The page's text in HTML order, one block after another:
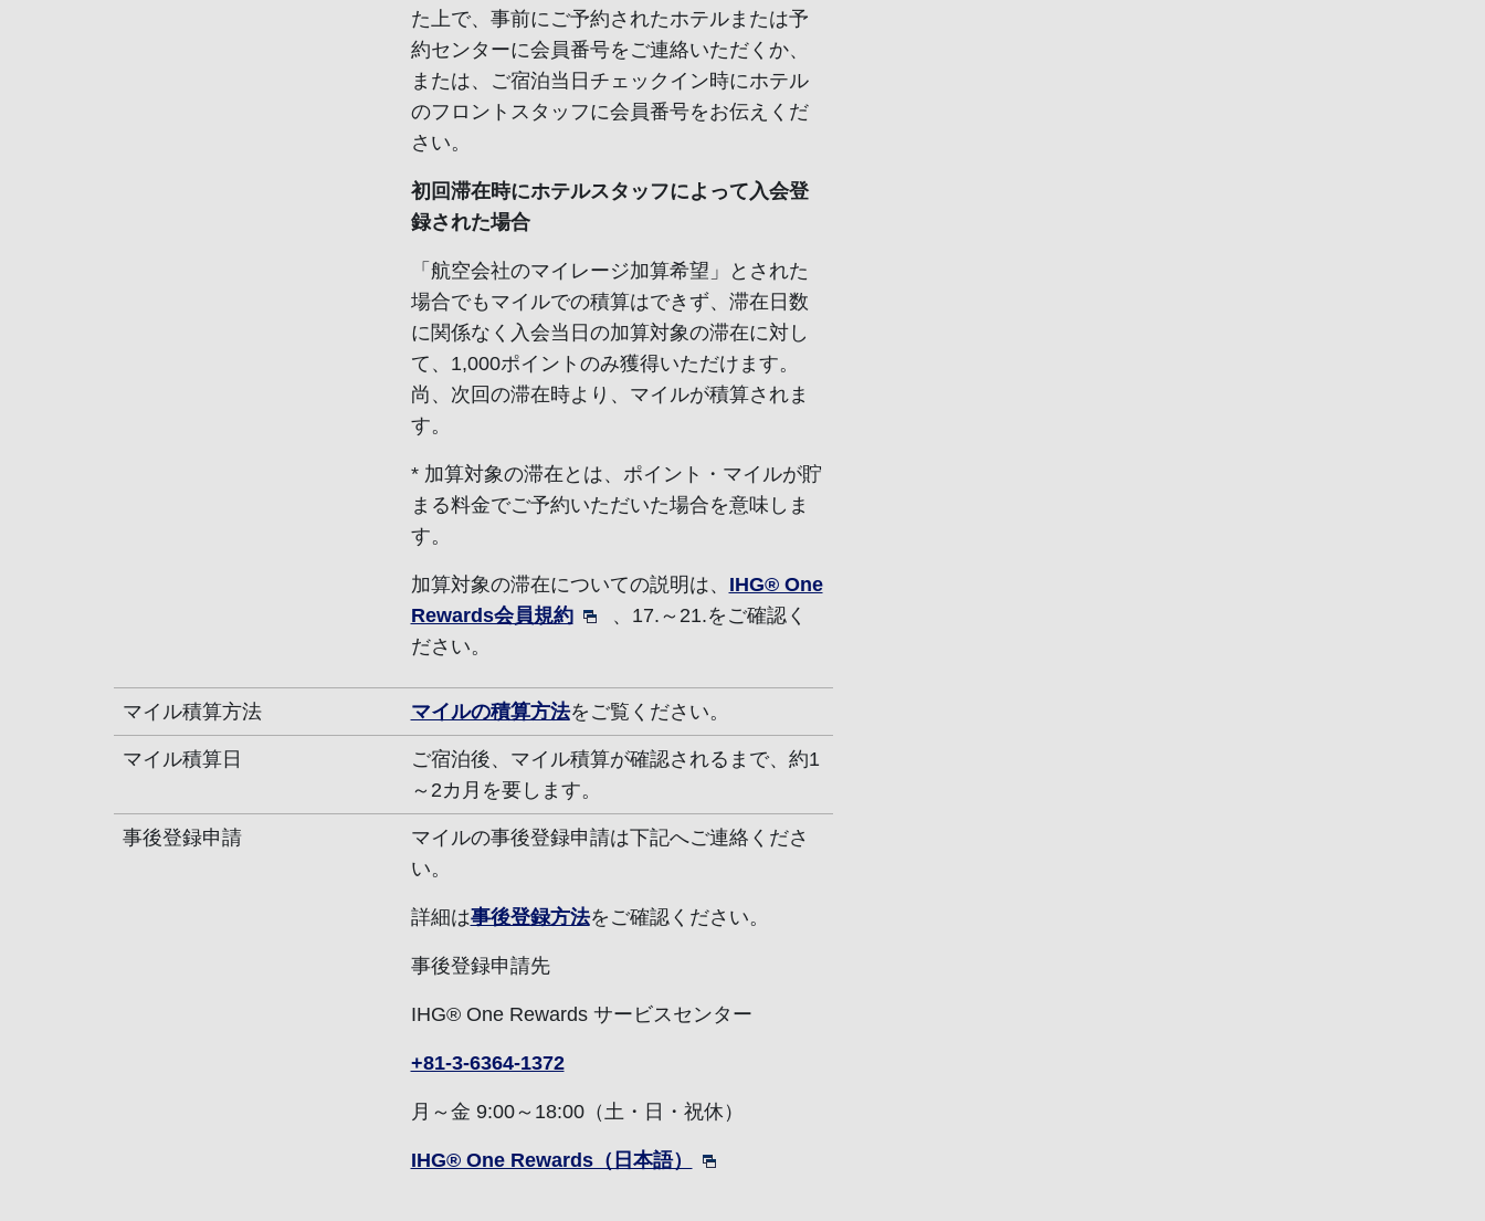
た上で、事前にご予約されたホテルまたは予
約センターに会員番号をご連絡いただくか、
または、ご宿泊当日チェックイン時にホテル
のフロントスタッフに会員番号をお伝えくだ
さい。
初回滞在時にホテルスタッフによって入会登
録された場合
「航空会社のマイレージ加算希望」とされた
場合でもマイルでの積算はできず、滞在日数
に関係なく入会当日の加算対象の滞在に対し
て、1,000ポイントのみ獲得いただけます。
尚、次回の滞在時より、マイルが積算されま
す。
* 加算対象の滞在とは、ポイント・マイルが貯
まる料金でご予約いただいた場合を意味しま
す。
加算対象の滞在についての説明は、 IHG® One
Rewards会員規約
、17.～21.をご確認く
ださい。
マイル積算方法 マイルの積算方法をご覧ください。
マイル積算日
ご宿泊後、マイル積算が確認されるまで、約1
～2カ月を要します。
事後登録申請
マイルの事後登録申請は下記へご連絡くださ
い。
詳細は事後登録方法をご確認ください。
事後登録申請先
IHG® One Rewards サービスセンター
+81-3-6364-1372
月～金 9:00～18:00（土・日・祝休）
IHG® One Rewards（日本語）